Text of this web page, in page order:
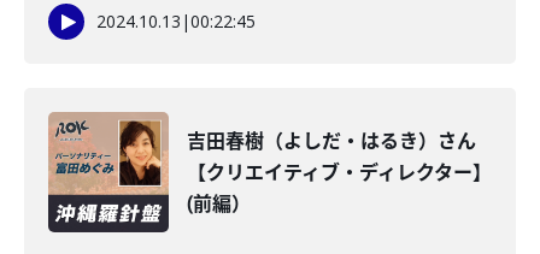
2024.10.13 |00:22:45
吉田春樹（よしだ・はるき）さん
【クリエイティブ・ディレクター】
(前編）